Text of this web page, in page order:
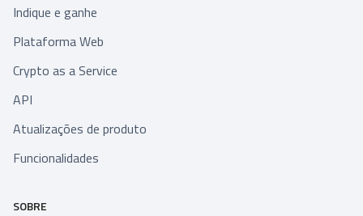
Indique e ganhe
Plataforma Web
Crypto as a Service
API
Atualizações de produto
Funcionalidades
SOBRE